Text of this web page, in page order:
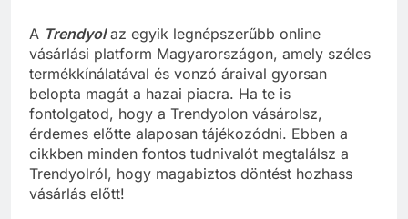
A Trendyol az egyik legnépszerűbb online
vásárlási platform Magyarországon, amely széles
termékkínálatával és vonzó áraival gyorsan
belopta magát a hazai piacra. Ha te is
fontolgatod, hogy a Trendyolon vásárolsz,
érdemes előtte alaposan tájékozódni. Ebben a
cikkben minden fontos tudnivalót megtalálsz a
Trendyolról, hogy magabiztos döntést hozhass
vásárlás előtt!